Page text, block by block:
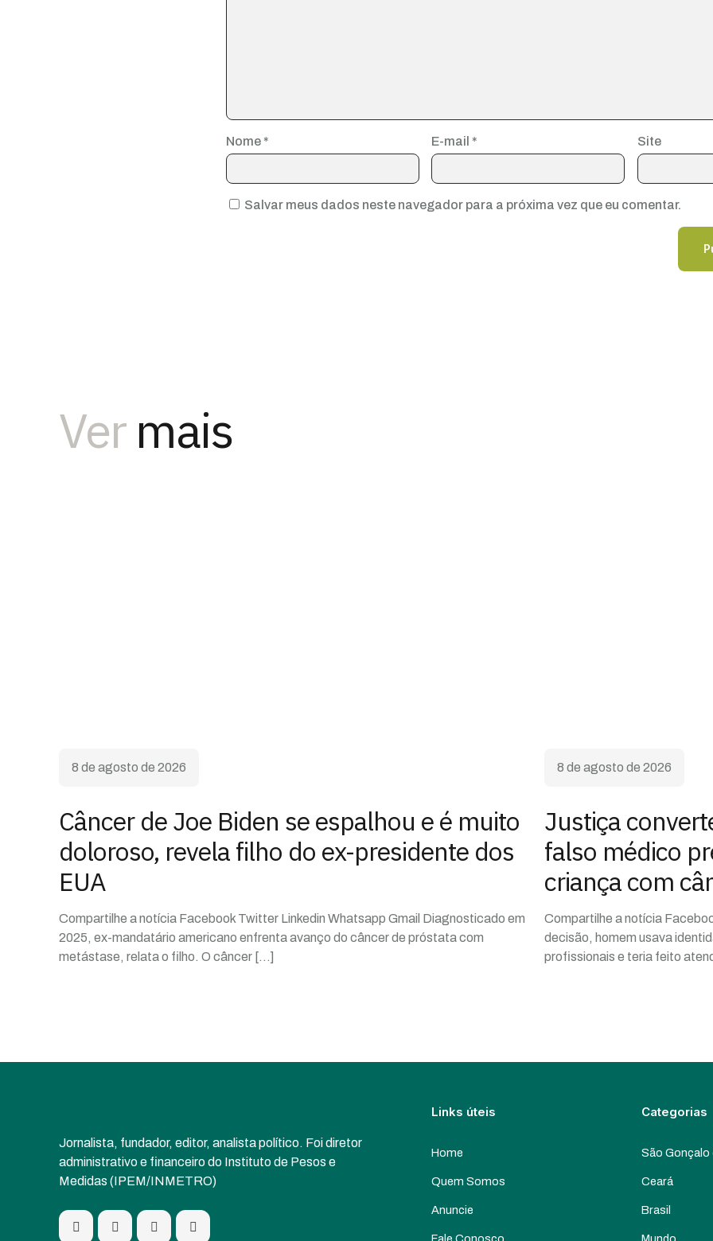
Nome * E-mail * Site
Salvar meus dados neste navegador para a próxima vez que eu comentar.
Ver mais
8 de agosto de 2026
Câncer de Joe Biden se espalhou e é muito
doloroso, revela filho do ex-presidente dos
EUA
Compartilhe a notícia Facebook Twitter Linkedin Whatsapp Gmail Diagnosticado em
2025, ex-mandatário americano enfrenta avanço do câncer de próstata com
metástase, relata o filho. O câncer […]
8 de agosto de 2026
Justiça
falso médico
criança com
Compartilhe a notícia
decisão, homem usava
profissionais e teria feito
Jornalista, fundador, editor, analista político. Foi diretor
administrativo e financeiro do Instituto de Pesos e
Medidas (IPEM/INMETRO)
Links úteis
Home
Quem Somos
Anuncie
Categorias
São
Ceará
Brasil